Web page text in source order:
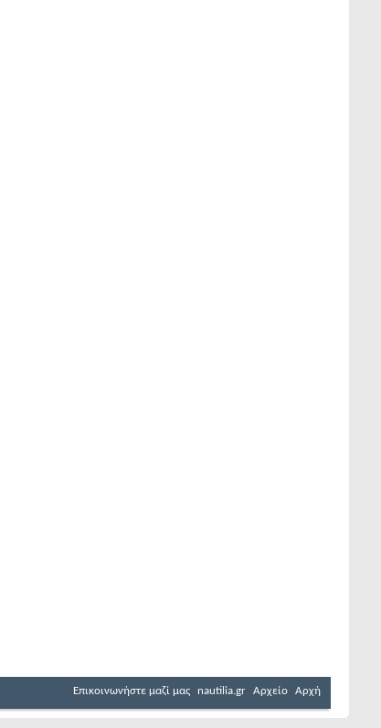
Επικοινωνήστε μαζί μας nautilia.gr Αρχείο Αρχή